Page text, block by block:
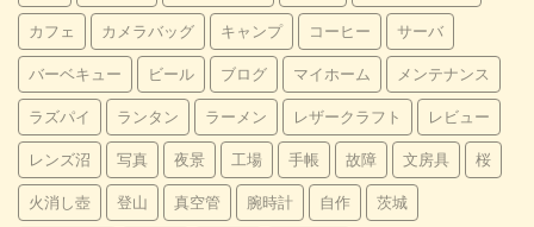
カフェ カメラバッグ キャンプ コーヒー サーバ
バーベキュー ビール ブログ マイホーム メンテナンス
ラズパイ ランタン ラーメン レザークラフト レビュー
レンズ沼 写真 夜景 工場 手帳 故障 文房具 桜
火消し壺 登山 真空管 腕時計 自作 茨城